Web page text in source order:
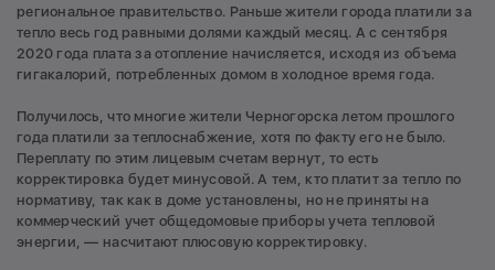
региональное правительство. Раньше жители города платили за
тепло весь год равными долями каждый месяц. А с сентября
2020 года плата за отопление начисляется, исходя из объема
гигакалорий, потребленных домом в холодное время года.
Получилось, что многие жители Черногорска летом прошлого
года платили за теплоснабжение, хотя по факту его не было.
Переплату по этим лицевым счетам вернут, то есть
корректировка будет минусовой. А тем, кто платит за тепло по
нормативу, так как в доме установлены, но не приняты на
коммерческий учет общедомовые приборы учета тепловой
энергии, — насчитают плюсовую корректировку.